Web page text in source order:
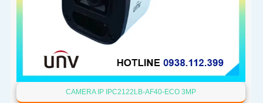
CAMERA IP IPC2122LB-AF40-ECO 3MP